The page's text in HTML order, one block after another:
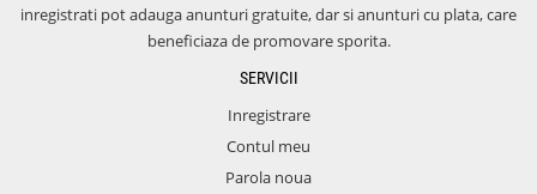
inregistrati pot adauga anunturi gratuite, dar si anunturi cu plata, care
beneficiaza de promovare sporita.
SERVICII
Inregistrare
Contul meu
Parola noua